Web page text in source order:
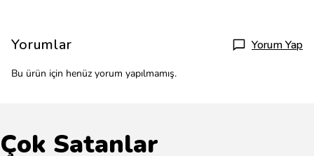
Yorumlar Yorum Yap
Bu ürün için henüz yorum yapılmamış.
Çok Satanlar